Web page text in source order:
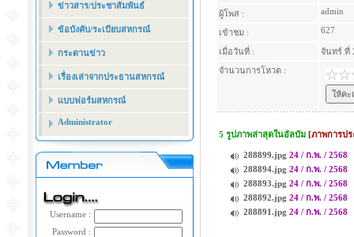
ข่าวสาร/ประชาสัมพันธ์
ข้อบังคับ/ระเบียบสหกรณ์
กระดานข่าว
เรื่องเล่าจากประธานสหกรณ์
แบบฟอร์มสหกรณ์
Administrator
Username :
Password :
ผู้โพส :
admin
เข้าชม : 627
เมื่อวันที่ :
จันทร์ ที่
จำนวนการโหวต :
5 รูปภาพล่าสุดในอัลบัม [ภาพการป
288899.jpg 24 / ก.พ. / 2568
288894.jpg 24 / ก.พ. / 2568
288893.jpg 24 / ก.พ. / 2568
288892.jpg 24 / ก.พ. / 2568
288891.jpg 24 / ก.พ. / 2568